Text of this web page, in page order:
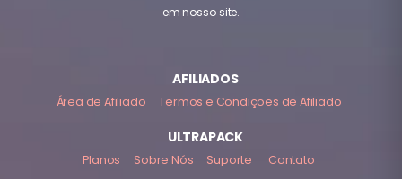
em nosso site.
AFILIADOS
Área de Afiliado Termos e Condições de Afiliado
ULTRAPACK
Planos Sobre Nós Suporte Contato